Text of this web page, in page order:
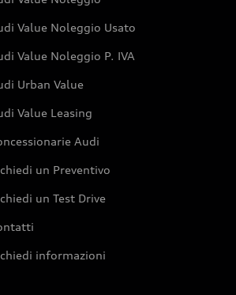
Value Noleggio Usato
Value Noleggio P. IVA
Urban Value
Value Leasing
Audi
un Preventivo
un Test Drive
informazioni